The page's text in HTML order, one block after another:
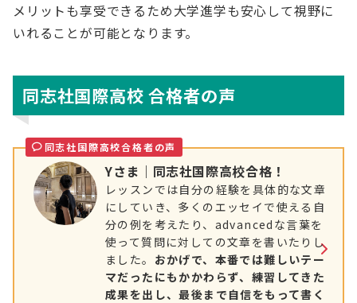
メリットも享受できるため大学進学も安心して視野に
いれることが可能となります。
同志社国際高校 合格者の声
同志社国際高校合格者の声
Yさま｜同志社国際高校合格！
レッスンでは自分の経験を具体的な文章
にしていき、多くのエッセイで使える自
分の例を考えたり、advancedな言葉を
使って質問に対しての文章を書いたりし
ました。 おかげで、本番では難しいテー
マだったにもかかわらず、練習してきた
成果を出し、最後まで自信をもって書く